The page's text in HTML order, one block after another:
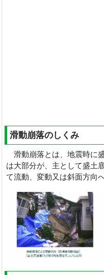
滑動崩落のしくみ
滑動崩落とは、地震時に
は大部分が、主として盛土
て流動、変動又は斜面方向